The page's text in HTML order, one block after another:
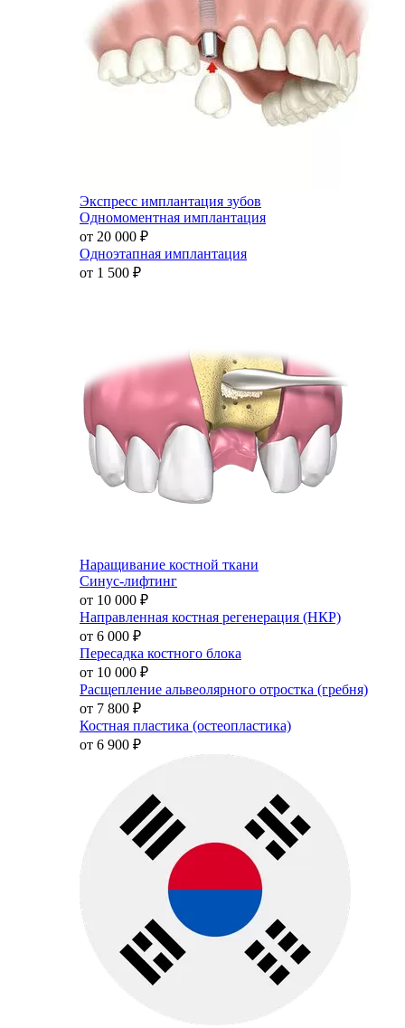
Экспресс имплантация зубов
Одномоментная имплантация
от 20 000 ₽
Одноэтапная имплантация
от 1 500 ₽
Наращивание костной ткани
Синус-лифтинг
от 10 000 ₽
Направленная костная регенерация (НКР)
от 6 000 ₽
Пересадка костного блока
от 10 000 ₽
Расщепление альвеолярного отростка (гребня)
от 7 800 ₽
Костная пластика (остеопластика)
от 6 900 ₽